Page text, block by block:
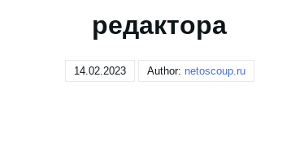
редактора
14.02.2023 Author: netoscoup.ru